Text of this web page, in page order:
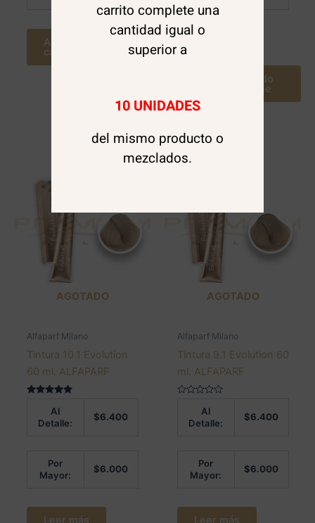
Agregar al
carrito
Avísame cuando
este disponible
AGOTADO
Alfaparf Milano
Tintura 10.1 Evolution
60 ml. ALFAPARF
de 5
Al
Detalle:
$6.400
Por
Mayor:
$6.000
AGOTADO
Alfaparf Milano
Tintura 9.1 Evolution 60
ml. ALFAPARF
Al
Detalle:
$6.400
Por
Mayor:
$6.000
carrito complete una
cantidad igual o
superior a
10 UNIDADES
del mismo producto o
mezclados.